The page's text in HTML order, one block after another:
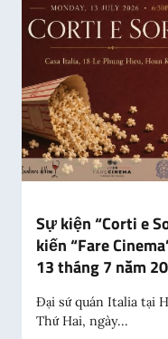
Sự kiện “Corti e
kiến “Fare
13 tháng 7 năm
Đại sứ quán Italia tại
Thứ Hai, ngày...